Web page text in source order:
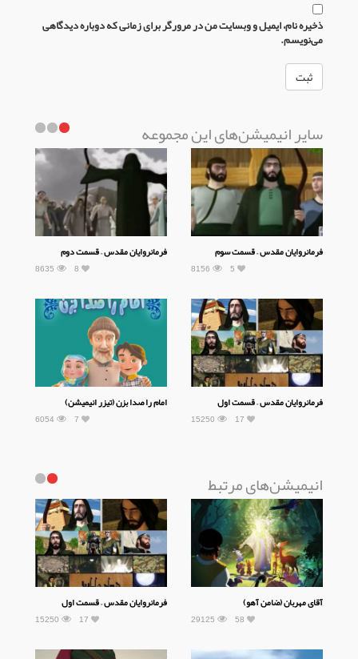
ذخیره نام، ایمیل و وبسایت من در مرورگر برای زمانی که دوباره دیدگاهی
می‌نویسم.
سایر انیمیشن‌های این مجموعه
فرمانروایان مقدس – قسمت سوم
8156 5
فرمانروایان مقدس – قسمت دوم
8635 8
فرمانروایان مقدس – قسمت اول
15250 17
امام را صدا بزن (تیزر انیمیشن)
6054 7
انیمیشن‌های مرتبط
آقای مهربان (ضامن آهو)
29125 58
فرمانروایان مقدس – قسمت اول
15250 17